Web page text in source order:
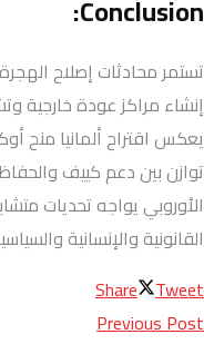
Conclusion:
تستمر محادثات إصلاح
إنشاء مراكز عودة خارجية
يعكس اقتراح ألمانيا منح
توازن بين دعم كييف
الأوروبي يواجه تحديات
القانونية والإنسانية
Share Tweet
Previous Post